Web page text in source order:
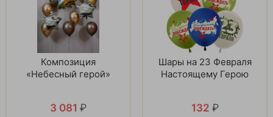
Композиция
«Небесный герой»
3 081 ₽
Шары на 23 Февраля
Настоящему Герою
132 ₽